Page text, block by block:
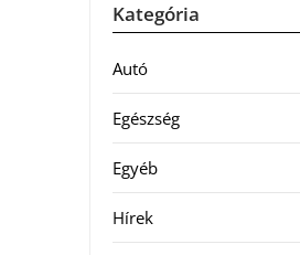
Kategória
Autó
Egészség
Egyéb
Hírek